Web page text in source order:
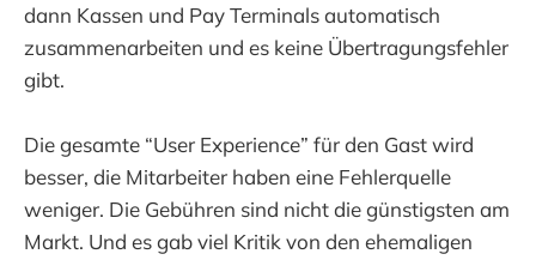
dann Kassen und Pay Terminals automatisch
zusammenarbeiten und es keine Übertragungsfehler
gibt.
Die gesamte “User Experience” für den Gast wird
besser, die Mitarbeiter haben eine Fehlerquelle
weniger. Die Gebühren sind nicht die günstigsten am
Markt. Und es gab viel Kritik von den ehemaligen